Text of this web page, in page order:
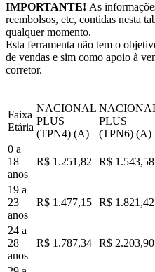
IMPORTANTE! As
reembolsos, etc, contidas nesta
qualquer momento.
Esta ferramenta não tem o
de vendas e sim como apoio à
corretor.
Faixa
Etária
NACIONAL
PLUS
(TPN4) (A)
PLUS
(TPN6) (A)
0 a
18
anos
R$ 1.251,82 R$ 1.543,58
19 a
23
anos
R$ 1.477,15 R$ 1.821,42
24 a
28
anos
R$ 1.787,34 R$ 2.203,90